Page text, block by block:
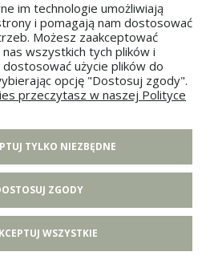
POMOC
MOJE KONTO
INFORMACJE
O NAS
im technologie umożliwiają
i pomagają nam dostosować
Możesz zaakceptować
wszystkich tych plików i
użycie plików do
opcję "Dostosuj zgody".
przeczytasz w naszej Polityce
TYLKO NIEZBĘDNE
ZGODY
WSZYSTKIE